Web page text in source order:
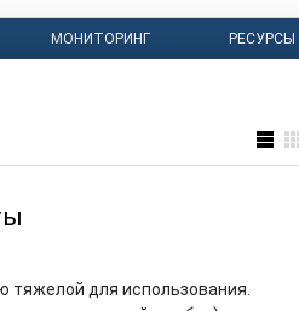
МОНИТОРИНГ РЕСУРСЫ
тяжелой для использования.